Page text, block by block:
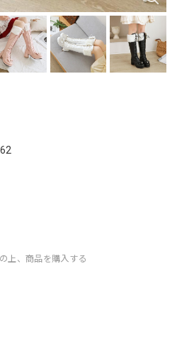
上、商品を購入する